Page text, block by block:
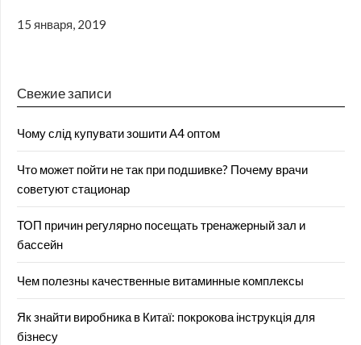
15 января, 2019
Свежие записи
Чому слід купувати зошити А4 оптом
Что может пойти не так при подшивке? Почему врачи
советуют стационар
ТОП причин регулярно посещать тренажерный зал и
бассейн
Чем полезны качественные витаминные комплексы
Як знайти виробника в Китаї: покрокова інструкція для
бізнесу